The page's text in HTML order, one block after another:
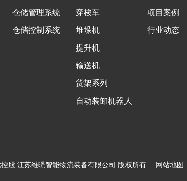
仓储管理系统
仓储控制系统
穿梭车
堆垛机
提升机
输送机
货架系列
自动装卸机器人
项目案例
行业动态
股.江苏维暻智能物流装备有限公司 版权所有 | 网站地图